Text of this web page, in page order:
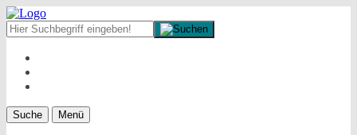
Suche Menü